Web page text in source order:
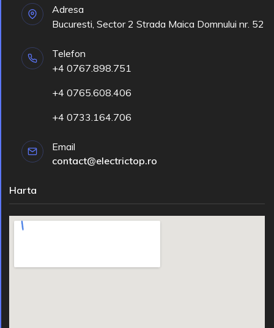
Adresa
Bucuresti, Sector 2 Strada Maica Domnului nr. 52
Telefon
+4 0767.898.751
+4 0765.608.406
+4 0733.164.706
Email
contact@electrictop.ro
Harta